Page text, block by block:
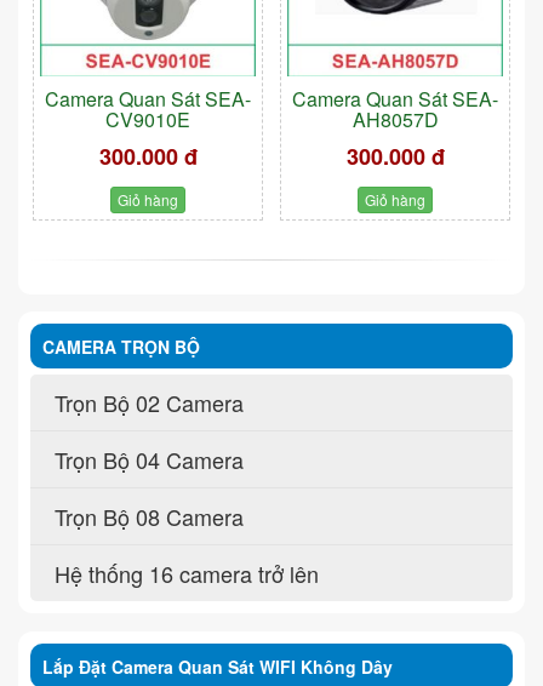
Camera Quan Sát SEA-
CV9010E
300.000 đ
Giỏ hàng
Camera Quan Sát SEA-
AH8057D
300.000 đ
Giỏ hàng
CAMERA TRỌN BỘ
Trọn Bộ 02 Camera
Trọn Bộ 04 Camera
Trọn Bộ 08 Camera
Hệ thống 16 camera trở lên
Lắp Đặt Camera Quan Sát WIFI Không Dây